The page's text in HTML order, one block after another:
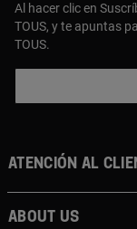
Al hacer clic en
TOUS, y te apuntas
TOUS.
Atención al
About us